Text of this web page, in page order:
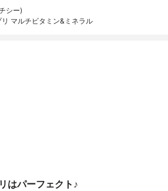
シー)
マルチビタミン&ミネラル
はパーフェクト♪